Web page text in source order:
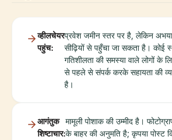
व्हीलचेयर
पहुंच:
प्रवेश जमीन स्तर पर है, लेकिन
सीढ़ियों से पहुँचा जा सकता है। कोई
गतिशीलता की समस्या वाले लोगों के
से पहले से संपर्क करके सहायता की
है।
आगंतुक
शिष्टाचार:
मामूली पोशाक की उम्मीद है।
के बाहर की अनुमति है; कृपया पोस्ट